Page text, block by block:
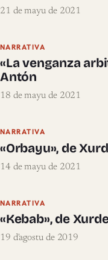
21 de mayu de 2021
NARRATIVA
«La venganza
Antón
18 de mayu de 2021
NARRATIVA
«Orbayu», de
14 de mayu de 2021
NARRATIVA
«Kebab», de
19 d'agostu de 2019